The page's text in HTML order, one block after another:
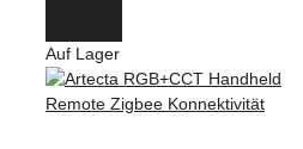
Auf Lager